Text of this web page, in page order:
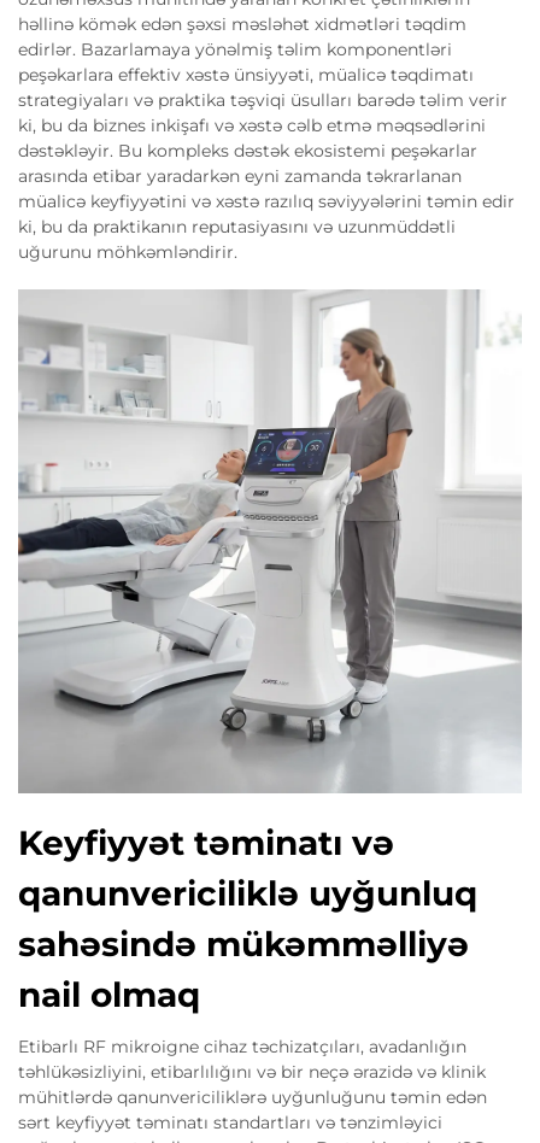
həllinə kömək edən şəxsi məsləhət xidmətləri təqdim
edirlər. Bazarlamaya yönəlmiş təlim komponentləri
peşəkarlara effektiv xəstə ünsiyyəti, müalicə təqdimatı
strategiyaları və praktika təşviqi üsulları barədə təlim verir
ki, bu da biznes inkişafı və xəstə cəlb etmə məqsədlərini
dəstəkləyir. Bu kompleks dəstək ekosistemi peşəkarlar
arasında etibar yaradarkən eyni zamanda təkrarlanan
müalicə keyfiyyətini və xəstə razılıq səviyyələrini təmin edir
ki, bu da praktikanın reputasiyasını və uzunmüddətli
uğurunu möhkəmləndirir.
Keyfiyyət təminatı və
qanunvericiliklə uyğunluq
sahəsində mükəmməlliyə
nail olmaq
Etibarlı RF mikroigne cihaz təchizatçıları, avadanlığın
təhlükəsizliyini, etibarlılığını və bir neçə ərazidə və klinik
mühitlərdə qanunvericiliklərə uyğunluğunu təmin edən
sərt keyfiyyət təminatı standartları və tənzimləyici